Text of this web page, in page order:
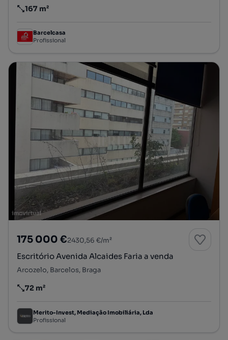
Preço por metro quadrado
167 m²
Barcelcasa
Profissional
175 000 €2430,56 €/m²
Escritório Avenida Alcaides Faria a venda
Arcozelo, Barcelos, Braga
Preço por metro quadrado
72 m²
Merito-Invest, Mediação Imobiliária, Lda
Profissional